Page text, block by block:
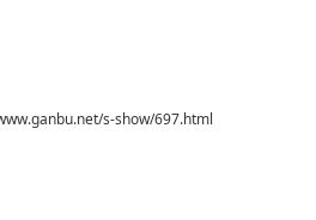
s-show/697.html